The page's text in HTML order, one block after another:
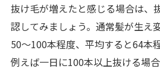
抜け毛が増えたと感じる場合は、
認してみましょう。通常髪が生え
50～100本程度、平均すると64本
例えば一日に100本以上抜ける場